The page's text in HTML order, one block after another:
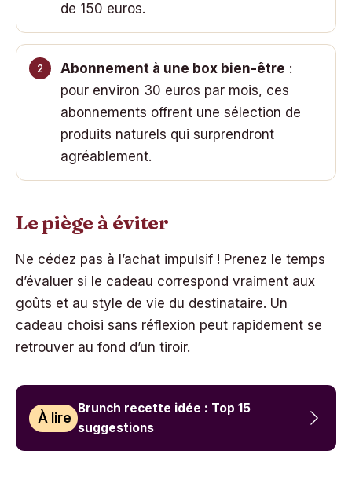
de 150 euros.
Abonnement à une box bien-être :
pour environ 30 euros par mois, ces
abonnements offrent une sélection de
produits naturels qui surprendront
agréablement.
Le piège à éviter
Ne cédez pas à l’achat impulsif ! Prenez le temps
d’évaluer si le cadeau correspond vraiment aux
goûts et au style de vie du destinataire. Un
cadeau choisi sans réflexion peut rapidement se
retrouver au fond d’un tiroir.
À lire
Brunch recette idée : Top 15
suggestions